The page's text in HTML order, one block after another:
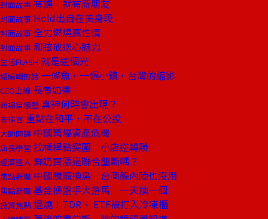
封面故事 有鏢 就有新朋友
封面故事 Hold出自在美身段
封面故事 全力燃燒真性情
封面故事 和弦放送心魅力
生活FLASH 就是這個光
總編輯的話 一條魚，一個小鎮，台灣的縮影
CEO上線 長者如書
商場自慢塾 真神何時會出現？
去梯言 重點在和平，不在公投
大師開講 中國驚爆資產危機
店長學堂 找槓桿點突圍 小店逆轉勝
經濟達人 鮮奶齊漲是聯合壟斷嗎？
焦點新聞 中國騰籠換鳥 台商躲內陸也沒用
焦點新聞 基金操盤手大落馬 一天換一個
投資焦點 退燒！TDR、 ETF被打入冷凍櫃